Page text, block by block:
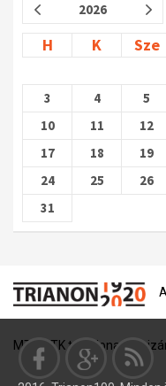
2026
H K Sze
3
4 5
10
11 12
17
18 19
24
25 26
31
MTA BTK tulajdona, és